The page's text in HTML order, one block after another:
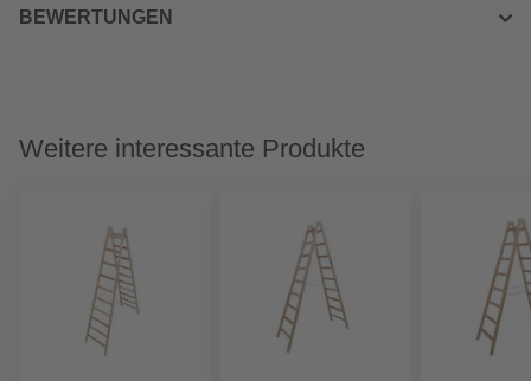
BEWERTUNGEN
Weitere interessante Produkte